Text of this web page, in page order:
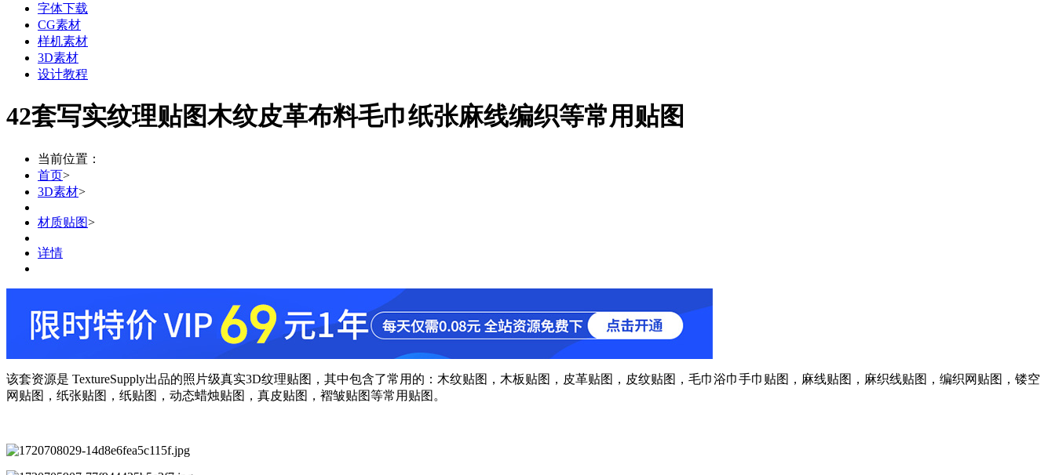
字体下载
CG素材
样机素材
3D素材
设计教程
42套写实纹理贴图木纹皮革布料毛巾纸张麻线编织等常用贴图
当前位置：
首页>
3D素材>
材质贴图>
详情
该套资源是 TextureSupply出品的照片级真实3D纹理贴图，其中包含了常用的：木纹贴图，木板贴图，皮革贴图，皮纹贴图，毛巾浴巾手巾贴图，麻线贴图，麻织线贴图，编织网贴图，镂空
网贴图，纸张贴图，纸贴图，动态蜡烛贴图，真皮贴图，褶皱贴图等常用贴图。